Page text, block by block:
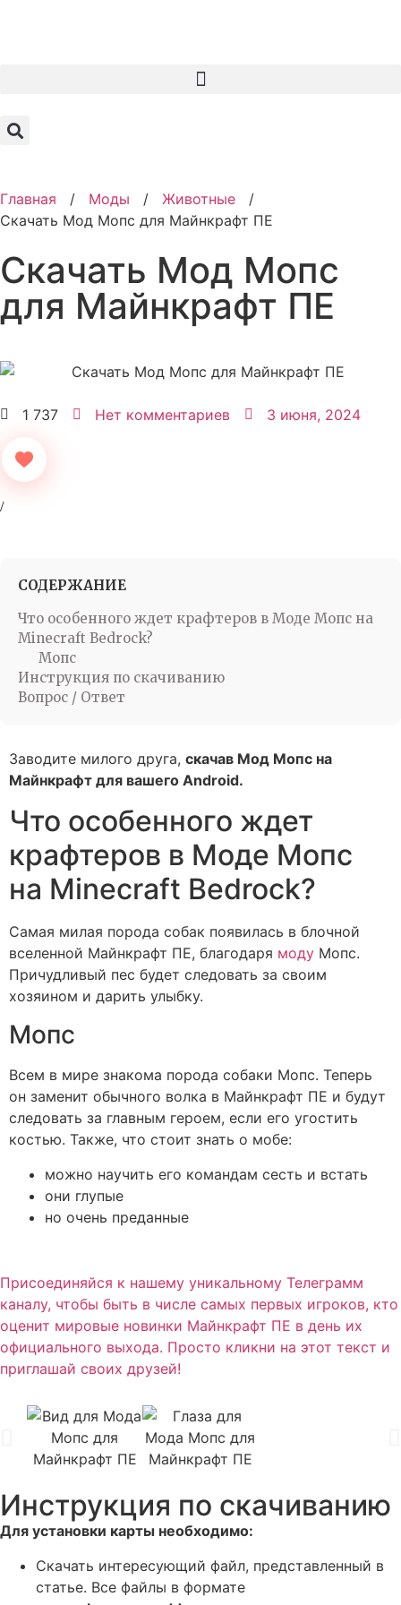
Главная / Моды / Животные
/
Скачать Мод Мопс для Майнкрафт ПЕ
Скачать Мод Мопс
для Майнкрафт ПЕ
1 737 Нет комментариев 3 июня, 2024
СОДЕРЖАНИЕ
Что особенного ждет крафтеров в Моде Мопс на
Minecraft Bedrock?
Мопс
Инструкция по скачиванию
Вопрос / Ответ
Заводите милого друга, скачав Мод Мопс на
Майнкрафт для вашего Android.
Что особенного ждет
крафтеров в Моде Мопс
на Minecraft Bedrock?
Самая милая порода собак появилась в блочной
вселенной Майнкрафт ПЕ, благодаря моду Мопс.
Причудливый пес будет следовать за своим
хозяином и дарить улыбку.
Мопс
Всем в мире знакома порода собаки Мопс. Теперь
он заменит обычного волка в Майнкрафт ПЕ и будут
следовать за главным героем, если его угостить
костью. Также, что стоит знать о мобе:
можно научить его командам сесть и встать
они глупые
но очень преданные
Присоединяйся к нашему уникальному Телеграмм
каналу, чтобы быть в числе самых первых игроков, кто
оценит мировые новинки Майнкрафт ПЕ в день их
официального выхода. Просто кликни на этот текст и
приглашай своих друзей!
Инструкция по скачиванию
Для установки карты необходимо:
Скачать интересующий файл, представленный в
статье. Все файлы в формате